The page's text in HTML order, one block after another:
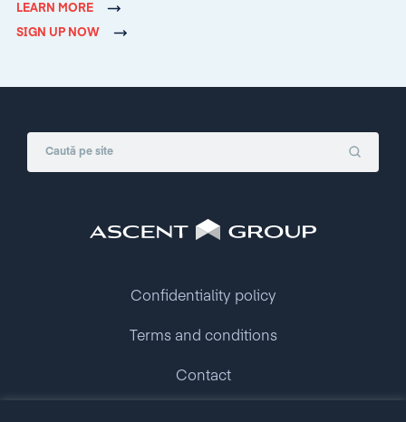
LEARN MORE
SIGN UP NOW
Confidentiality policy
Terms and conditions
Contact